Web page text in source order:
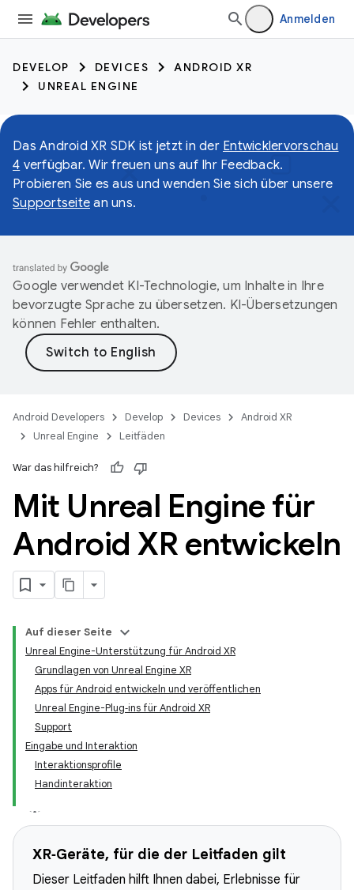
Anmelden
DEVELOP DEVICES
ANDROID XR
UNREAL ENGINE
Das Android XR SDK ist jetzt in der Entwicklervorschau
4 verfügbar. Wir freuen uns auf Ihr Feedback.
Probieren Sie es aus und wenden Sie sich über unsere
Supportseite an uns.
Google verwendet KI-Technologie, um Inhalte in Ihre
bevorzugte Sprache zu übersetzen. KI-Übersetzungen
können Fehler enthalten.
Android Developers Develop Devices
Android XR
Unreal Engine
Leitfäden
War das hilfreich?
Mit Unreal Engine für
Android XR entwickeln
Auf dieser Seite
Unreal Engine-Unterstützung für Android XR
Grundlagen von Unreal Engine XR
Apps für Android entwickeln und veröffentlichen
Unreal Engine-Plug‑ins für Android XR
Support
Eingabe und Interaktion
Interaktionsprofile
Handinteraktion
XR‑Geräte, für die der Leitfaden gilt
Dieser Leitfaden hilft Ihnen dabei, Erlebnisse für